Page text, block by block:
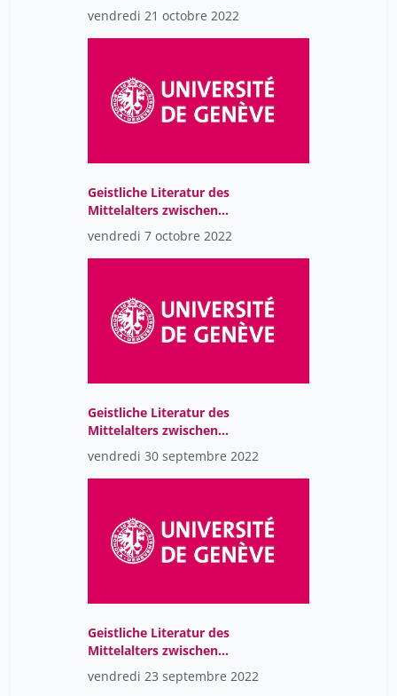
Kloster, Hof und Stadt
(CR)
vendredi 21 octobre 2022
Geistliche Literatur des
Mittelalters zwischen
Kloster, Hof und Stadt
(CR)
vendredi 7 octobre 2022
Geistliche Literatur des
Mittelalters zwischen
Kloster, Hof und Stadt
(CR)
vendredi 30 septembre 2022
Geistliche Literatur des
Mittelalters zwischen
Kloster, Hof und Stadt
(CR)
vendredi 23 septembre 2022